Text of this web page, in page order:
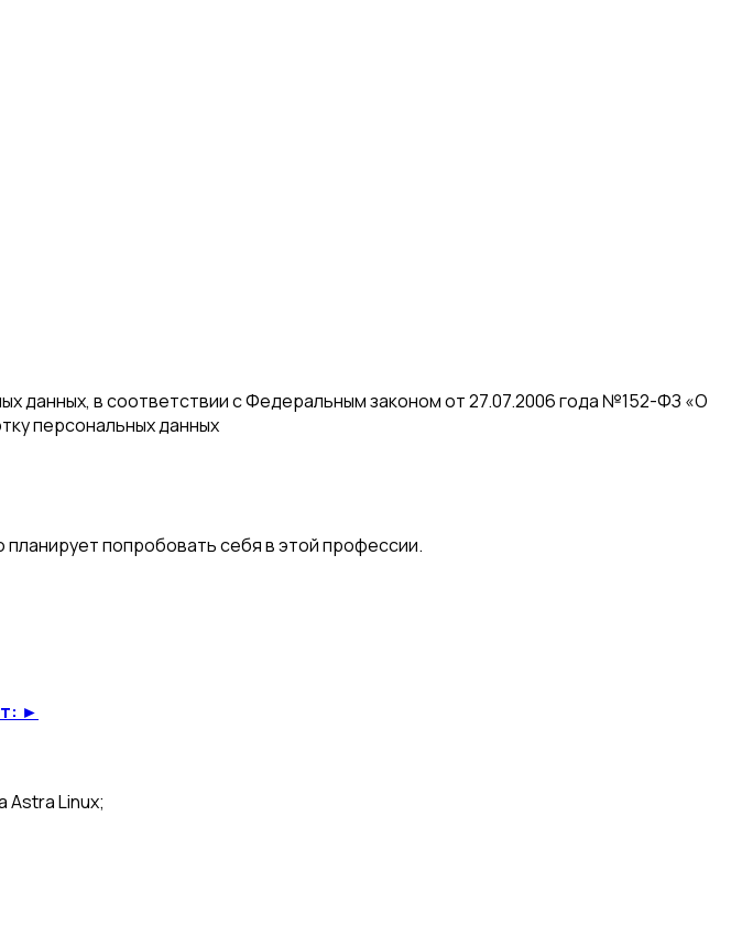
данных, в соответствии с Федеральным законом от 27.07.2006 года №152-ФЗ «О
персональных данных
попробовать себя в этой профессии.
►
Astra Linux;